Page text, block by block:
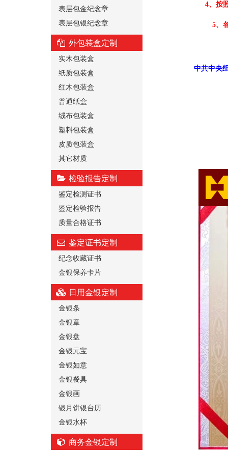
表层包金纪念章
表层包银纪念章
外包装盒定制
实木包装盒
纸质包装盒
红木包装盒
普通纸盒
绒布包装盒
塑料包装盒
皮质包装盒
其它材质
检验报告定制
鉴定检测证书
鉴定检验报告
质量合格证书
鉴定证书定制
纪念收藏证书
金银保养卡片
日用金银定制
金银条
金银章
金银盘
金银元宝
金银如意
金银餐具
金银画
银月饼银台历
金银水杯
商务金银定制
4、按
5、
中共中央